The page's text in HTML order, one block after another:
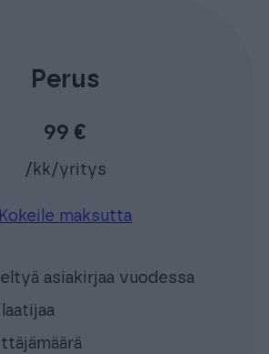
Perus
99 €
/kk/yritys
Kokeile maksutta
asiakirjaa vuodessa